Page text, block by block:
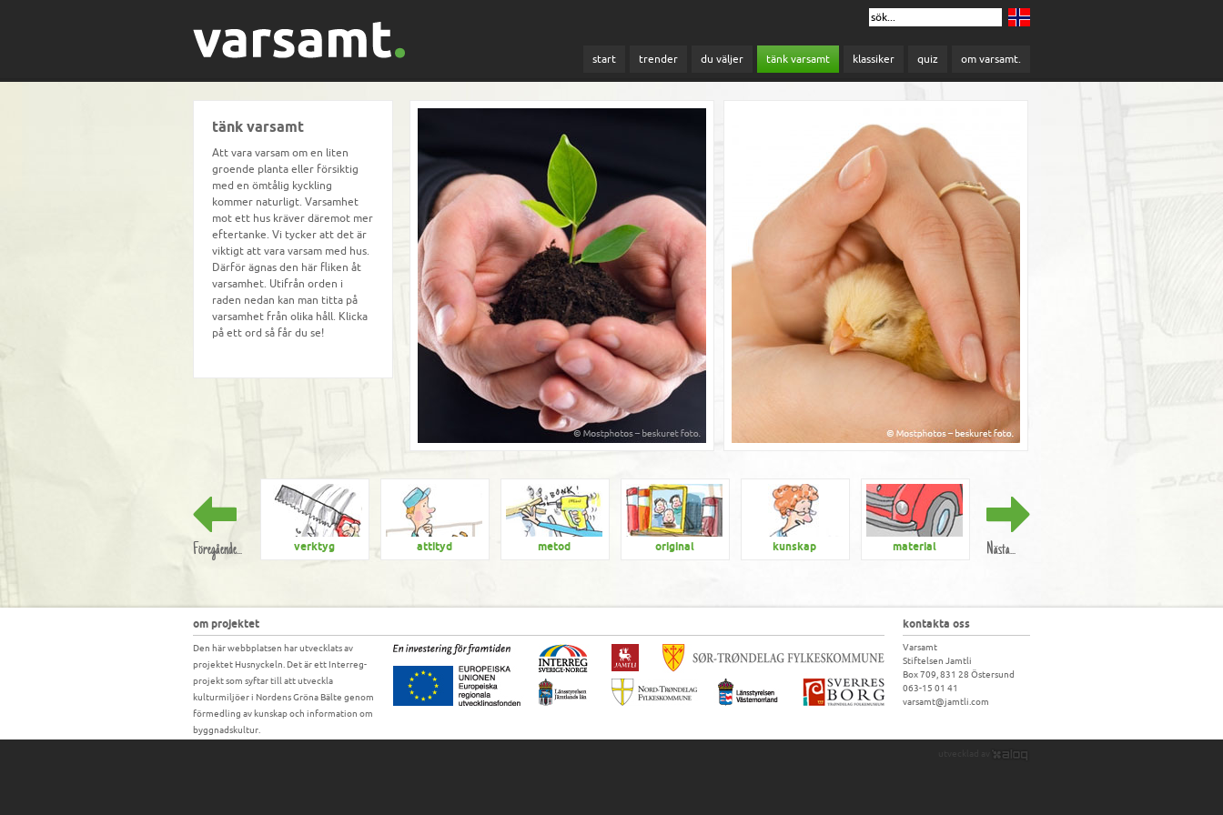
start trender du väljer tänk varsamt klassiker quiz om varsamt.
tänk varsamt
Att vara varsam om en liten
groende planta eller försiktig
med en ömtålig kyckling
kommer naturligt. Varsamhet
mot ett hus kräver däremot mer
eftertanke. Vi tycker att det är
viktigt att vara varsam med hus.
Därför ägnas den här fliken åt
varsamhet. Utifrån orden i
raden nedan kan man titta på
varsamhet från olika håll. Klicka
på ett ord så får du se!
Föregående... verktyg attityd metod original kunskap material erfarenhet
Nästa...
om projektet
Den här webbplatsen har utvecklats av
projektet Husnyckeln. Det är ett Interreg-
projekt som syftar till att utveckla
kulturmiljöer i Nordens Gröna Bälte genom
förmedling av kunskap och information om
byggnadskultur.
kontakta oss
Varsamt
Stiftelsen Jamtli
Box 709, 831 28 Östersund
063-15 01 41
varsamt@jamtli.com